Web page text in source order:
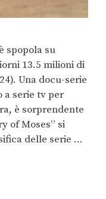
spopola su
13.5 milioni di
Una docu-serie
a serie tv per
è sorprendente
of Moses” si
delle serie …